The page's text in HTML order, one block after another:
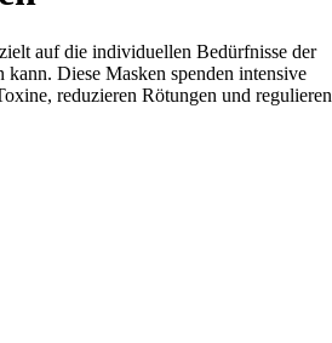
auf die individuellen Bedürfnisse der
Diese Masken spenden intensive
reduzieren Rötungen und regulieren